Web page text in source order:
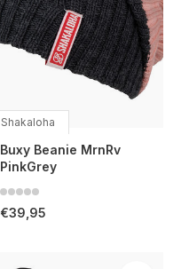
Shakaloha
Buxy Beanie MrnRv
PinkGrey
€39,95